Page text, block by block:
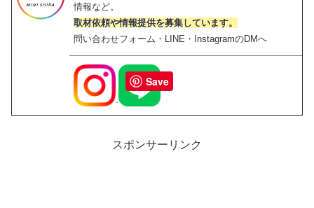
情報など。
取材依頼や情報提供を募集しています。
問い合わせフォーム・LINE・InstagramのDMへ
スポンサーリンク
Save